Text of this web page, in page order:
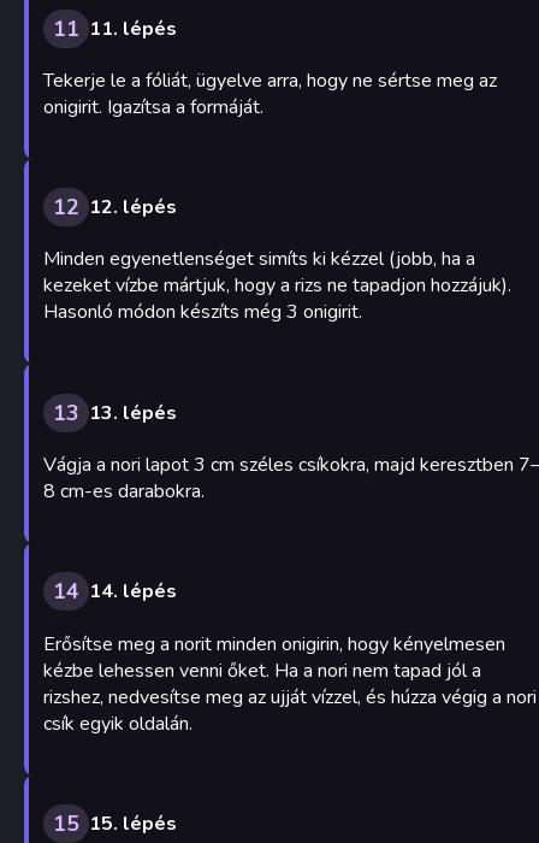
11 11. lépés
Tekerje le a fóliát, ügyelve arra, hogy ne sértse meg az
onigirit. Igazítsa a formáját.
12 12. lépés
Minden egyenetlenséget simíts ki kézzel (jobb, ha a
kezeket vízbe mártjuk, hogy a rizs ne tapadjon hozzájuk).
Hasonló módon készíts még 3 onigirit.
13 13. lépés
Vágja a nori lapot 3 cm széles csíkokra, majd keresztben 7–
8 cm-es darabokra.
14 14. lépés
Erősítse meg a norit minden onigirin, hogy kényelmesen
kézbe lehessen venni őket. Ha a nori nem tapad jól a
rizshez, nedvesítse meg az ujját vízzel, és húzza végig a nori
csík egyik oldalán.
15 15. lépés